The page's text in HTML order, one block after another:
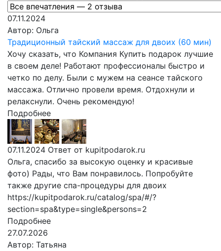
07.11.2024
Автор: Ольга
Традиционный тайский массаж для двоих (60 мин)
Хочу сказать, что Компания Купить подарок лучшие
в своем деле! Работают профессионалы быстро и
четко по делу. Были с мужем на сеансе тайского
массажа. Отлично провели время. Отдохнули и
релакснули. Очень рекомендую!
Подробнее
07.11.2024 Ответ от kupitpodarok.ru
Ольга, спасибо за высокую оценку и красивые
фото) Рады, что Вам понравилось. Попробуйте
также другие спа-процедуры для двоих
https://kupitpodarok.ru/catalog/spa/#/?
section=spa&type=single&persons=2
Подробнее
27.07.2026
Автор: Татьяна